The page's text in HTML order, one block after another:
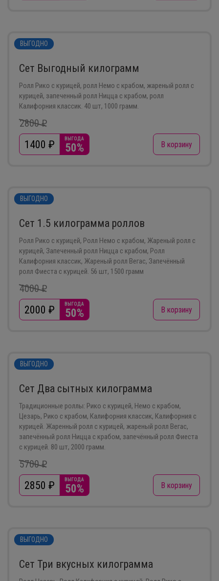
ВЫГОДНО
Сет Выгодный килограмм
Ролл Рико с курицей, ролл Немо с крабом, жареный ролл с
курицей, запеченный ролл Ницца с крабом, ролл
Калифорния классик. 40 шт, 1000 грамм.
2800 ₽
1400 ₽ ВЫГОДА
50% В корзину
ВЫГОДНО
Сет 1.5 килограмма роллов
Ролл Рико с курицей, Ролл Немо с крабом, Жареный ролл с
курицей, Запеченный ролл Ницца с крабом, Ролл
Калифорния классик, Жареный ролл Вегас, Запечённый
ролл Фиеста с курицей. 56 шт, 1500 грамм
4000 ₽
2000 ₽ ВЫГОДА
50% В корзину
ВЫГОДНО
Сет Два сытных килограмма
Традиционные роллы: Рико с курицей, Немо с крабом,
Цезарь, Рико с крабом, Калифорния классик, Калифорния с
курицей. Жаренный ролл с курицей, жареный ролл Вегас,
запечённый ролл Ницца с крабом, запечённый ролл Фиеста
с курицей. 80 шт, 2000 грамм.
5700 ₽
2850 ₽ ВЫГОДА
50% В корзину
ВЫГОДНО
Сет Три вкусных килограмма